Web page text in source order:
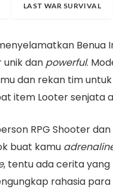
LAST WAR SURVIVAL
Benua
dan powerful.
dan rekan tim
item Looter senjata
RPG Shooter
buat kamu
, tentu ada cerita
rahasia para